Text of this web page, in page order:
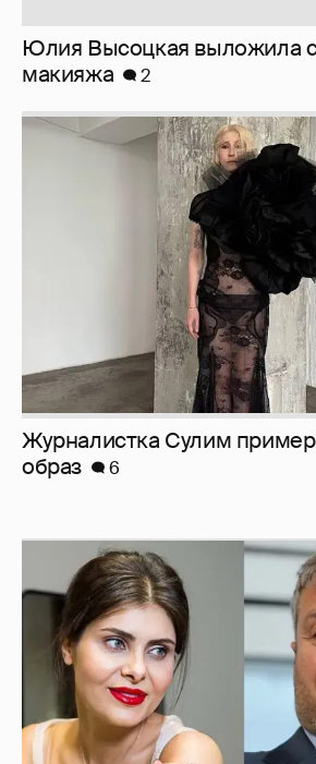
Юлия Высоцкая выложила
макияжа
2
Журналистка Сулим
образ
6